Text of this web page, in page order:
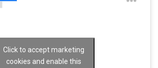
Click to accept marketing
cookies and enable this